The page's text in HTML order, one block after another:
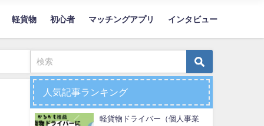
軽貨物 初心者 マッチングアプリ インタビュー
人気記事ランキング
軽貨物ドライバー（個人事業